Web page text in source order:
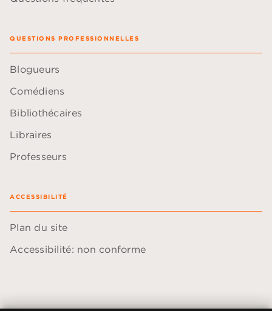
QUESTIONS PROFESSIONNELLES
Blogueurs
Comédiens
Bibliothécaires
Libraires
Professeurs
ACCESSIBILITÉ
Plan du site
Accessibilité: non conforme